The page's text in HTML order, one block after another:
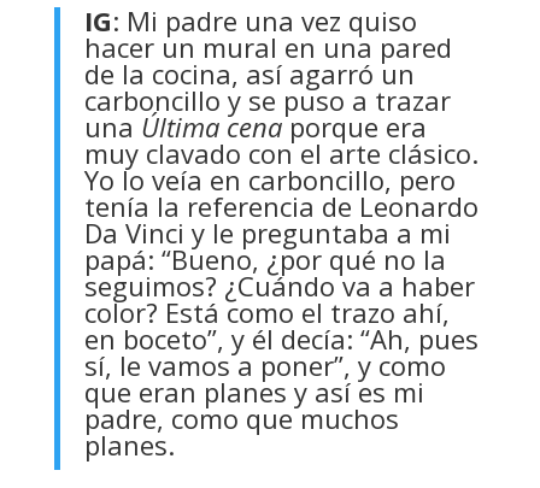
IG: Mi padre una vez quiso
hacer un mural en una pared
de la cocina, así agarró un
carboncillo y se puso a trazar
una Última cenaporque era
muy clavado con el arte clásico.
Yo lo veía en carboncillo, pero
tenía la referencia de Leonardo
Da Vinci y le preguntaba a mi
papá: “Bueno, ¿por qué no la
seguimos? ¿Cuándo va a haber
color? Está como el trazo ahí,
en boceto”, y él decía: “Ah, pues
sí, le vamos a poner”, y como
que eran planes y así es mi
padre, como que muchos
planes.